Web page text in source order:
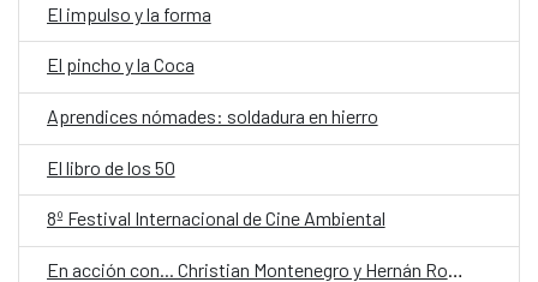
El impulso y la forma
El pincho y la Coca
Aprendices nómades: soldadura en hierro
El libro de los 50
8º Festival Internacional de Cine Ambiental
En acción con... Christian Montenegro y Hernán Ronsino